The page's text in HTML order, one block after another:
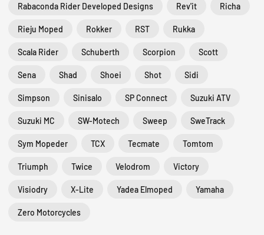
Rabaconda Rider Developed Designs Rev'it Richa
Rieju Moped Rokker RST Rukka
Scala Rider Schuberth Scorpion Scott
Sena Shad Shoei Shot Sidi
Simpson Sinisalo SP Connect Suzuki ATV
Suzuki MC SW-Motech Sweep SweTrack
Sym Mopeder TCX Tecmate Tomtom
Triumph Twice Velodrom Victory
Visiodry X-Lite Yadea Elmoped Yamaha
Zero Motorcycles